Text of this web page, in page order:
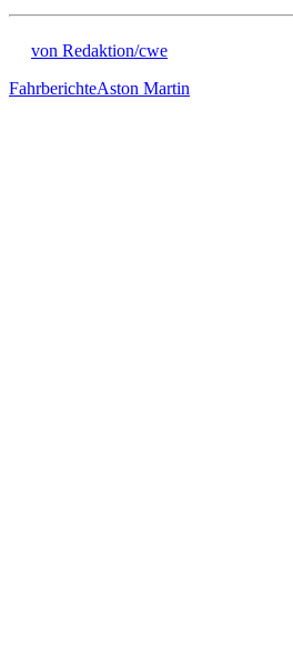
von Redaktion/cwe
FahrberichteAston Martin